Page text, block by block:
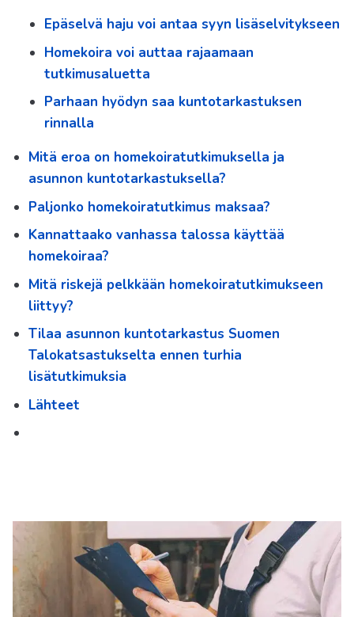
Epäselvä haju voi antaa syyn lisäselvitykseen
Homekoira voi auttaa rajaamaan
tutkimusaluetta
Parhaan hyödyn saa kuntotarkastuksen
rinnalla
Mitä eroa on homekoiratutkimuksella ja
asunnon kuntotarkastuksella?
Paljonko homekoiratutkimus maksaa?
Kannattaako vanhassa talossa käyttää
homekoiraa?
Mitä riskejä pelkkään homekoiratutkimukseen
liittyy?
Tilaa asunnon kuntotarkastus Suomen
Talokatsastukselta ennen turhia
lisätutkimuksia
Lähteet